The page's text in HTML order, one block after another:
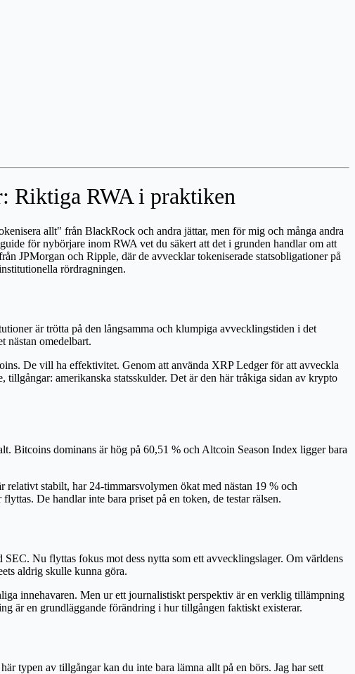
Riktiga RWA i praktiken
allt" från BlackRock och andra jättar, men för mig och många andra
för nybörjare inom RWA vet du säkert att det i grunden handlar om att
JPMorgan och Ripple, där de avvecklar tokeniserade statsobligationer på
rördragningen.
är trötta på den långsamma och klumpiga avvecklingstiden i det
nästan omedelbart.
De vill ha effektivitet. Genom att använda XRP Ledger för att avveckla
amerikanska statsskulder. Det är den här tråkiga sidan av krypto
Bitcoins dominans är hög på 60,51 % och Altcoin Season Index ligger bara
relativt stabilt, har 24-timmarsvolymen ökat med nästan 19 % och
De handlar inte bara priset på en token, de testar rälsen.
Nu flyttas fokus mot dess nytta som ett avvecklingslager. Om världens
aldrig skulle kunna göra.
innehavaren. Men ur ett journalistiskt perspektiv är en verklig tillämpning
är en grundläggande förändring i hur tillgången faktiskt existerar.
typen av tillgångar kan du inte bara lämna allt på en börs. Jag har sett